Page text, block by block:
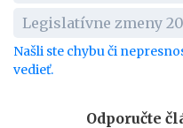
Legislatívne zmeny
Našli ste chybu či
vedieť.
Odporučte